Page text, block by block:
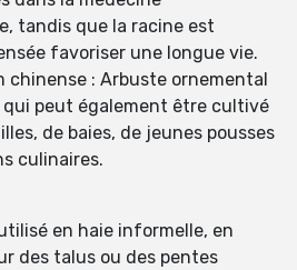
tandis que la racine est
favoriser une longue vie.
chinense : Arbuste ornemental
peut également être cultivé
de baies, de jeunes pousses
culinaires.
en haie informelle, en
des talus ou des pentes